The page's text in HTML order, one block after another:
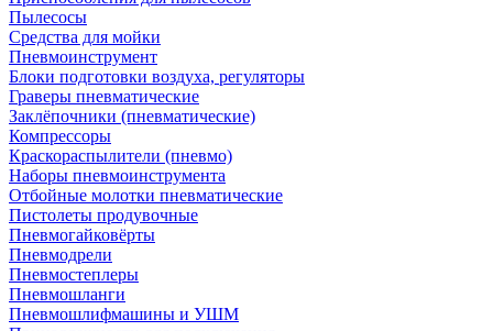
Пылесосы
Средства для мойки
Пневмоинструмент
Блоки подготовки воздуха, регуляторы
Граверы пневматические
Заклёпочники (пневматические)
Компрессоры
Краскораспылители (пневмо)
Наборы пневмоинструмента
Отбойные молотки пневматические
Пистолеты продувочные
Пневмогайковёрты
Пневмодрели
Пневмостеплеры
Пневмошланги
Пневмошлифмашины и УШМ